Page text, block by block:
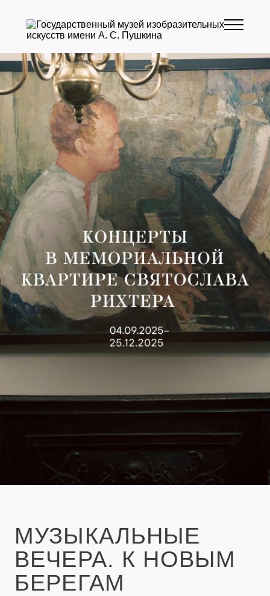
МУЗЫКАЛЬНЫЕ
ВЕЧЕРА. К НОВЫМ
БЕРЕГАМ